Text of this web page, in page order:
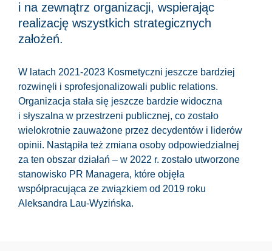
i na zewnątrz organizacji, wspierając
realizację wszystkich strategicznych
założeń.
W latach 2021-2023 Kosmetyczni jeszcze bardziej
rozwinęli i sprofesjonalizowali public relations.
Organizacja stała się jeszcze bardzie widoczna
i słyszalna w przestrzeni publicznej, co zostało
wielokrotnie zauważone przez decydentów i liderów
opinii. Nastąpiła też zmiana osoby odpowiedzialnej
za ten obszar działań – w 2022 r. zostało utworzone
stanowisko PR Managera, które objęła
współpracująca ze związkiem od 2019 roku
Aleksandra Lau-Wyzińska.